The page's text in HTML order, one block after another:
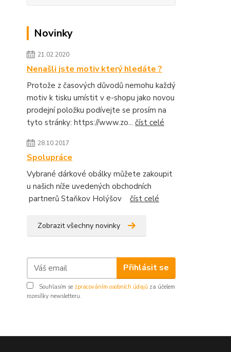
Novinky
21.02.2020
Nenašli jste motiv který hledáte ?
Protože z časových důvodů nemohu každý
motiv k tisku umístit v e-shopu jako novou
prodejní položku podívejte se prosím na
tyto stránky: https://www.zo... číst celé
28.10.2017
Spolupráce
Vybrané dárkové obálky můžete zakoupit
u našich níže uvedených obchodních
partnerů Staňkov Holýšov číst celé
Zobrazit všechny novinky
Přihlásit se
Souhlasím se zpracováním osobních údajů za účelem
rozesílky newsletteru.